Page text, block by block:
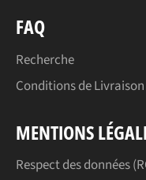
FAQ
Recherche
Conditions de
MENTIONS
Respect des données